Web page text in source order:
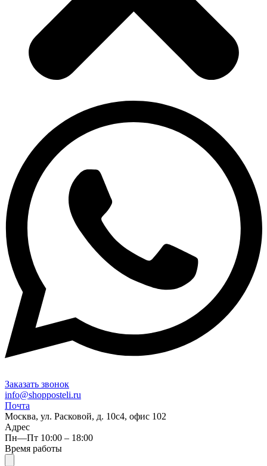
Заказать звонок
info@shopposteli.ru
Почта
Москва, ул. Расковой, д. 10с4, офис 102
Адрес
Пн—Пт 10:00 – 18:00
Время работы